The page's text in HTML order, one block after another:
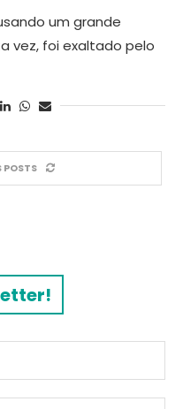
um grande
vez, foi exaltado pelo
POSTS